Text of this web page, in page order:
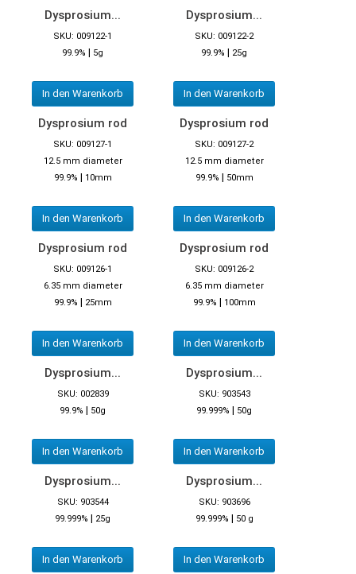
Dysprosium...
SKU: 009122-1
99.9% | 5g
In den Warenkorb
Dysprosium...
SKU: 009122-2
99.9% | 25g
In den Warenkorb
Dysprosium rod
SKU: 009127-1
12.5 mm diameter
99.9% | 10mm
In den Warenkorb
Dysprosium rod
SKU: 009127-2
12.5 mm diameter
99.9% | 50mm
In den Warenkorb
Dysprosium rod
SKU: 009126-1
6.35 mm diameter
99.9% | 25mm
In den Warenkorb
Dysprosium rod
SKU: 009126-2
6.35 mm diameter
99.9% | 100mm
In den Warenkorb
Dysprosium...
SKU: 002839
99.9% | 50g
In den Warenkorb
Dysprosium...
SKU: 903543
99.999% | 50g
In den Warenkorb
Dysprosium...
SKU: 903544
99.999% | 25g
In den Warenkorb
Dysprosium...
SKU: 903696
99.999% | 50 g
In den Warenkorb